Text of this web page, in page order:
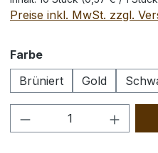
Preise inkl. MwSt. zzgl.
Farbeauswählen
Brüniert
Gold
Produkt Anzahl: